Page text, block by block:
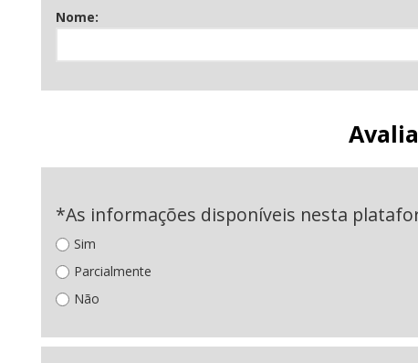
Nome:
*As informações disponíveis nesta
Sim
Parcialmente
Não